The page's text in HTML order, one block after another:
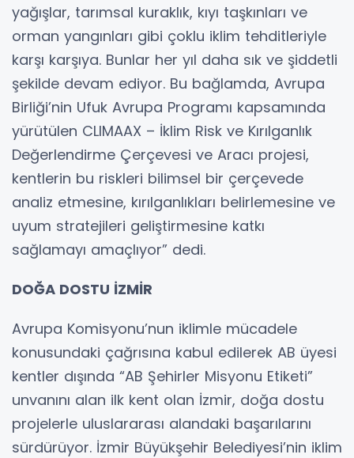
yağışlar, tarımsal kuraklık, kıyı taşkınları ve
orman yangınları gibi çoklu iklim tehditleriyle
karşı karşıya. Bunlar her yıl daha sık ve şiddetli
şekilde devam ediyor. Bu bağlamda, Avrupa
Birliği’nin Ufuk Avrupa Programı kapsamında
yürütülen CLIMAAX – İklim Risk ve Kırılganlık
Değerlendirme Çerçevesi ve Aracı projesi,
kentlerin bu riskleri bilimsel bir çerçevede
analiz etmesine, kırılganlıkları belirlemesine ve
uyum stratejileri geliştirmesine katkı
sağlamayı amaçlıyor” dedi.
DOĞA DOSTU İZMİR
Avrupa Komisyonu’nun iklimle mücadele
konusundaki çağrısına kabul edilerek AB üyesi
kentler dışında “AB Şehirler Misyonu Etiketi”
unvanını alan ilk kent olan İzmir, doğa dostu
projelerle uluslararası alandaki başarılarını
sürdürüyor. İzmir Büyükşehir Belediyesi’nin iklim